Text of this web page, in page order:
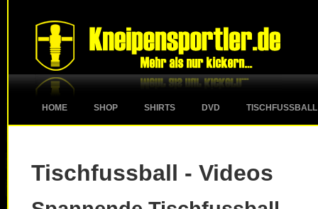
HOME SHOP SHIRTS DVD TISCHFUSSBALL
Tischfussball - Videos